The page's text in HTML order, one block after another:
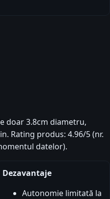
doar 3.8cm diametru,
Rating produs: 4.96/5 (nr.
datelor).
Dezavantaje
Autonomie limitată la